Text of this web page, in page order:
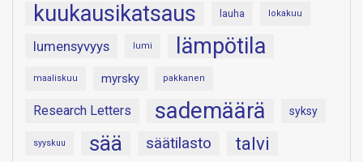
kuukausikatsaus lauha lokakuu
lumensyvyys lumi lämpötila
maaliskuu myrsky pakkanen
Research Letters sademäärä syksy
syyskuu sää säätilasto talvi